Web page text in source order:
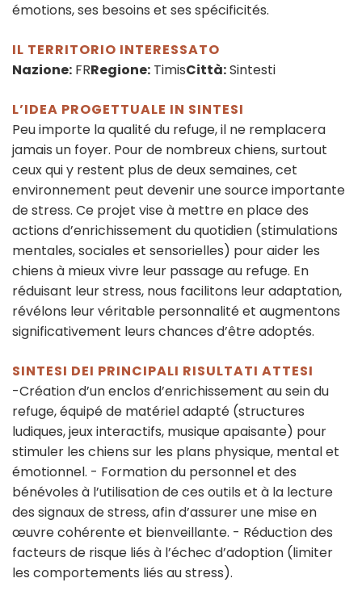
émotions, ses besoins et ses spécificités.
IL TERRITORIO INTERESSATO
Nazione: FRRegione: TimisCittà:Sintesti
L’IDEA PROGETTUALE IN SINTESI
Peu importe la qualité du refuge, il ne remplacera
jamais un foyer. Pour de nombreux chiens, surtout
ceux qui y restent plus de deux semaines, cet
environnement peut devenir une source importante
de stress. Ce projet vise à mettre en place des
actions d’enrichissement du quotidien (stimulations
mentales, sociales et sensorielles) pour aider les
chiens à mieux vivre leur passage au refuge. En
réduisant leur stress, nous facilitons leur adaptation,
révélons leur véritable personnalité et augmentons
significativement leurs chances d’être adoptés.
SINTESI DEI PRINCIPALI RISULTATI ATTESI
-Création d’un enclos d’enrichissement au sein du
refuge, équipé de matériel adapté (structures
ludiques, jeux interactifs, musique apaisante) pour
stimuler les chiens sur les plans physique, mental et
émotionnel. - Formation du personnel et des
bénévoles à l’utilisation de ces outils et à la lecture
des signaux de stress, afin d’assurer une mise en
œuvre cohérente et bienveillante. - Réduction des
facteurs de risque liés à l’échec d’adoption (limiter
les comportements liés au stress).